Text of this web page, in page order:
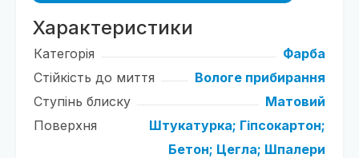
Характеристики
Категорія
Фарба
Стійкість до миття
Вологе прибирання
Ступінь блиску
Матовий
Поверхня
Штукатурка; Гіпсокартон;
Бетон; Цегла; Шпалери